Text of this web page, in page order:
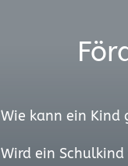
Wie kann ein Kind
Wird ein